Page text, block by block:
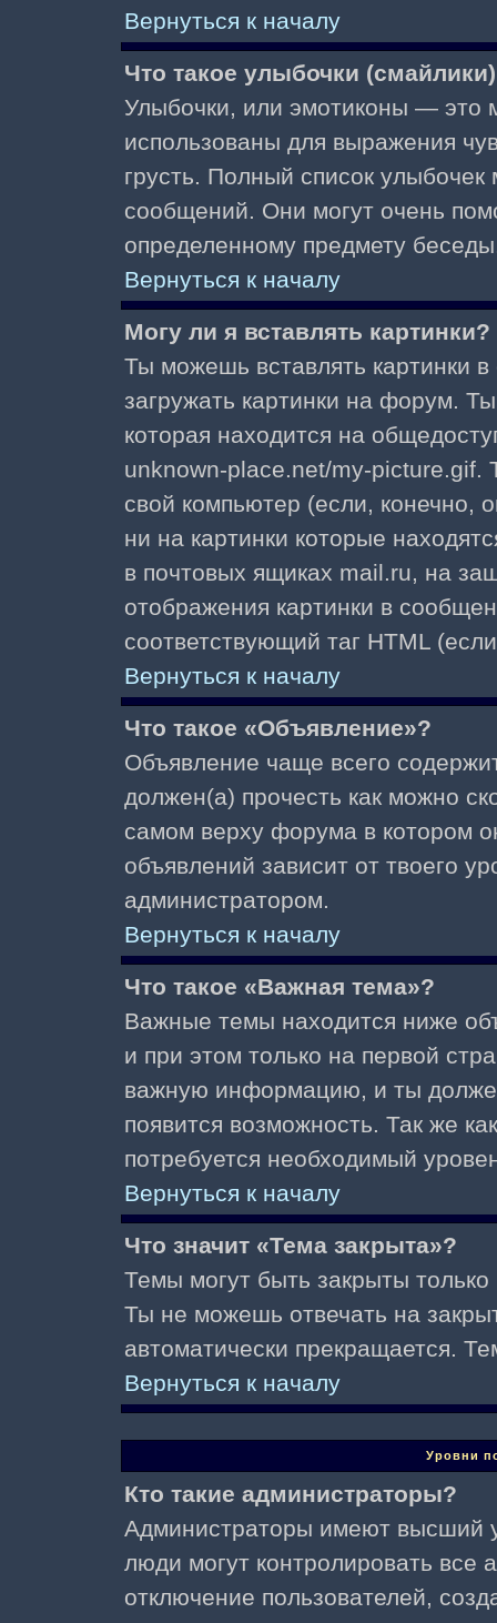
Вернуться к началу
Что такое улыбочки
Улыбочки, или эмотиконы — это
использованы для выражения
грусть. Полный список
сообщений. Они могут очень
определенному предмету
Вернуться к началу
Могу ли я вставлять картинки?
Ты можешь вставлять картинки
загружать картинки на форум.
которая находится на
unknown-place.net/my-picture.gif.
свой компьютер (если, конечно,
ни на картинки которые
в почтовых ящиках mail.ru, на
отображения картинки в
соответствующий таг HTML
Вернуться к началу
Что такое «Объявление»?
Объявление чаще всего
должен(а) прочесть как можно
самом верху форума в котором
объявлений зависит от твоего
администратором.
Вернуться к началу
Что такое «Важная тема»?
Важные темы находится ниже
и при этом только на первой
важную информацию, и ты
появится возможность. Так же
потребуется необходимый
Вернуться к началу
Что значит «Тема закрыта»?
Темы могут быть закрыты
Ты не можешь отвечать на
автоматически прекращается.
Вернуться к началу
Уровни
Кто такие администраторы?
Администраторы имеют высший
люди могут контролировать все
отключение пользователей,